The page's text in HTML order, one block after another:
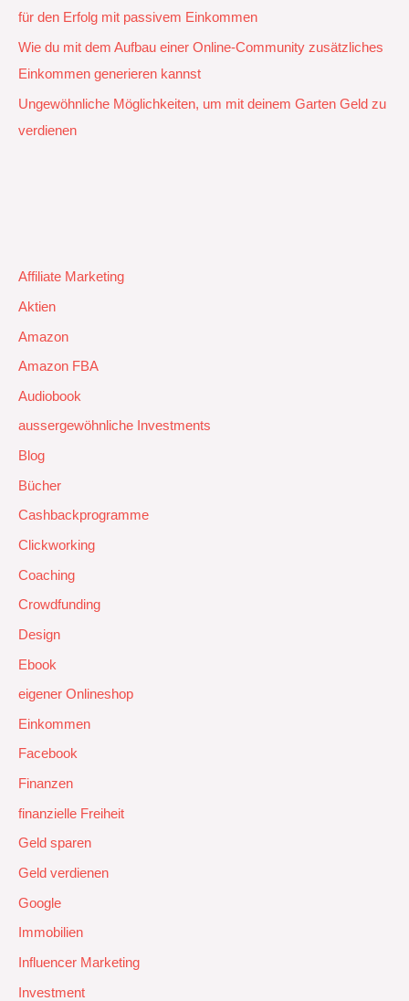
für den Erfolg mit passivem Einkommen
Wie du mit dem Aufbau einer Online-Community zusätzliches
Einkommen generieren kannst
Ungewöhnliche Möglichkeiten, um mit deinem Garten Geld zu
verdienen
Affiliate Marketing
Aktien
Amazon
Amazon FBA
Audiobook
aussergewöhnliche Investments
Blog
Bücher
Cashbackprogramme
Clickworking
Coaching
Crowdfunding
Design
Ebook
eigener Onlineshop
Einkommen
Facebook
Finanzen
finanzielle Freiheit
Geld sparen
Geld verdienen
Google
Immobilien
Influencer Marketing
Investment